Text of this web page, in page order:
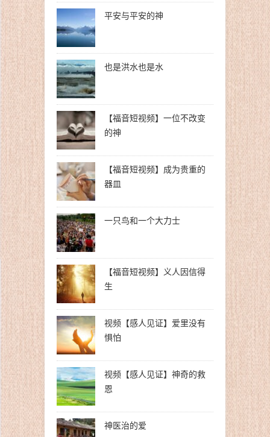
平安与平安的神
也是洪水也是水
【福音短视频】一位不改变
的神
【福音短视频】成为贵重的
器皿
一只鸟和一个大力士
【福音短视频】义人因信得
生
视频【感人见证】爱里没有
惧怕
视频【感人见证】神奇的救
恩
神医治的爱